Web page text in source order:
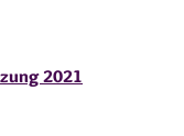
2021